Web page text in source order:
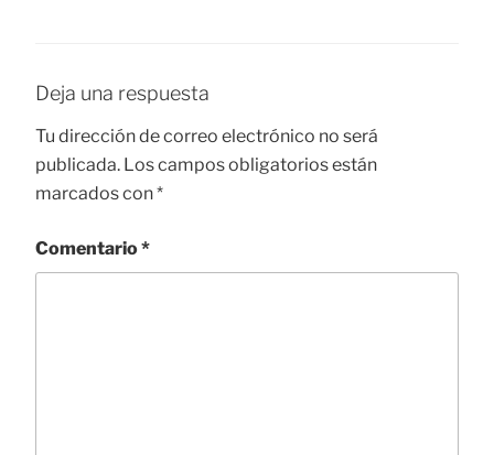
Deja una respuesta
Tu dirección de correo electrónico no será
publicada. Los campos obligatorios están
marcados con*
Comentario*